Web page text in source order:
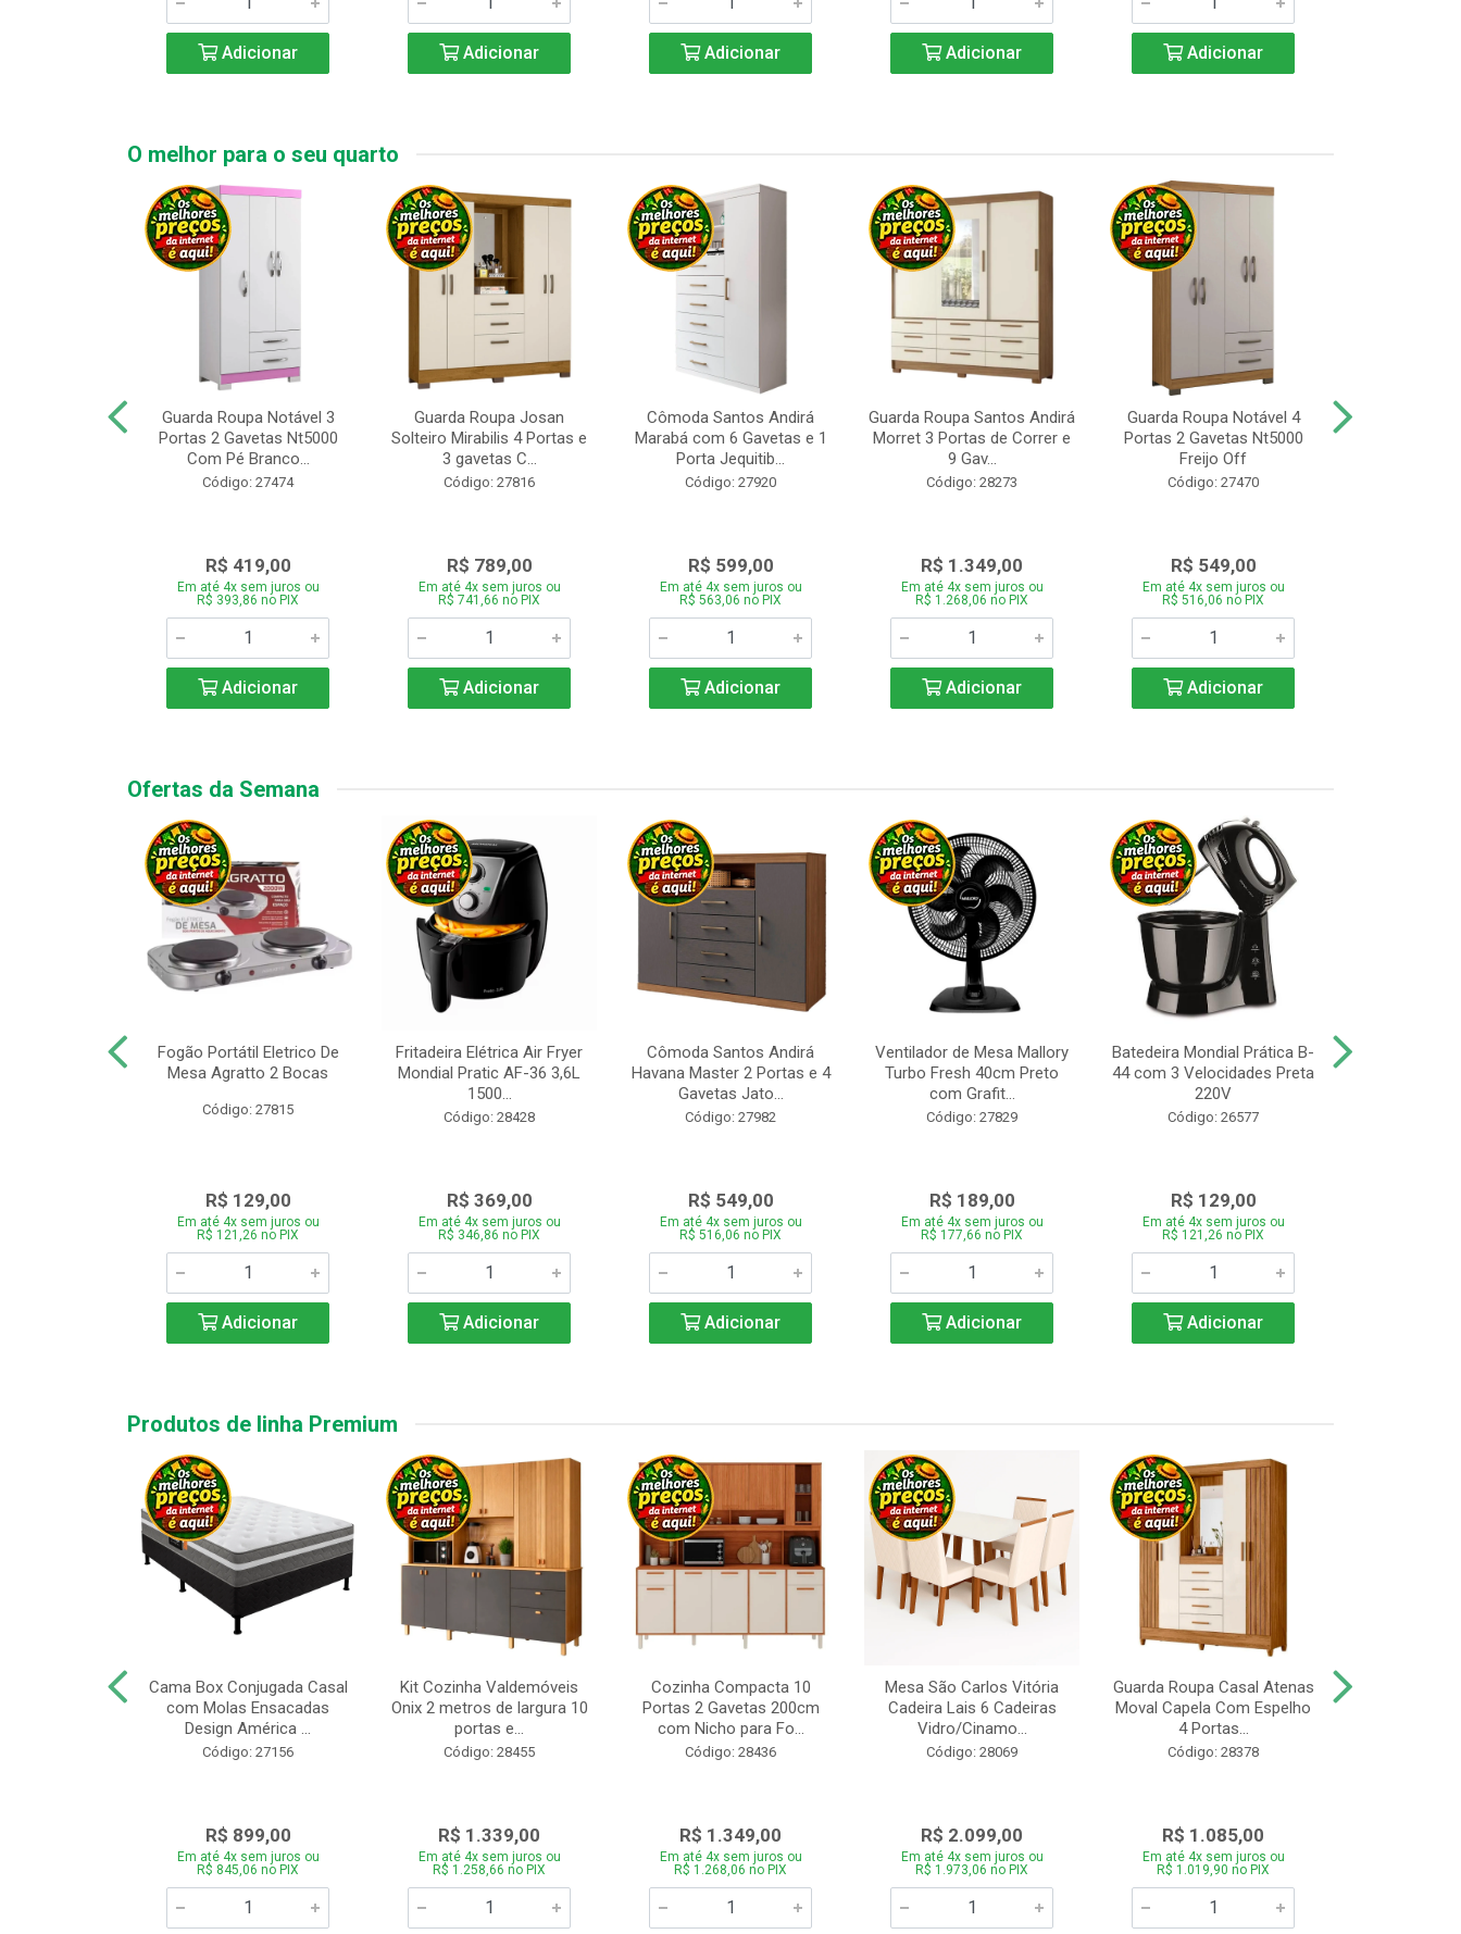
Adicionar Adicionar Adicionar Adicionar Adicionar
O melhor para o seu quarto
Guarda Roupa Notável 3
Portas 2 Gavetas Nt5000
Com Pé Branco...
Código: 27474
R$ 419,00
Em até 4x sem juros ou
R$ 393,86 no PIX
Adicionar
Guarda Roupa Josan
Solteiro Mirabilis 4 Portas e
3 gavetas C...
Código: 27816
R$ 789,00
Em até 4x sem juros ou
R$ 741,66 no PIX
Adicionar
Cômoda Santos Andirá
Marabá com 6 Gavetas e 1
Porta Jequitib...
Código: 27920
R$ 599,00
Em até 4x sem juros ou
R$ 563,06 no PIX
Adicionar
Guarda Roupa Santos Andirá
Morret 3 Portas de Correr e
9 Gav...
Código: 28273
R$ 1.349,00
Em até 4x sem juros ou
R$ 1.268,06 no PIX
Adicionar
Guarda Roupa Notável 4
Portas 2 Gavetas Nt5000
Freijo Off
Código: 27470
R$ 549,00
Em até 4x sem juros ou
R$ 516,06 no PIX
Adicionar
Ofertas da Semana
Fogão Portátil Eletrico De
Mesa Agratto 2 Bocas
Código: 27815
R$ 129,00
Em até 4x sem juros ou
R$ 121,26 no PIX
Adicionar
Fritadeira Elétrica Air Fryer
Mondial Pratic AF-36 3,6L
1500...
Código: 28428
R$ 369,00
Em até 4x sem juros ou
R$ 346,86 no PIX
Adicionar
Cômoda Santos Andirá
Havana Master 2 Portas e 4
Gavetas Jato...
Código: 27982
R$ 549,00
Em até 4x sem juros ou
R$ 516,06 no PIX
Adicionar
Ventilador de Mesa Mallory
Turbo Fresh 40cm Preto
com Grafit...
Código: 27829
R$ 189,00
Em até 4x sem juros ou
R$ 177,66 no PIX
Adicionar
Batedeira Mondial Prática B-
44 com 3 Velocidades Preta
220V
Código: 26577
R$ 129,00
Em até 4x sem juros ou
R$ 121,26 no PIX
Adicionar
Produtos de linha Premium
Cama Box Conjugada Casal
com Molas Ensacadas
Design América ...
Código: 27156
R$ 899,00
Em até 4x sem juros ou
R$ 845,06 no PIX
Kit Cozinha Valdemóveis
Onix 2 metros de largura 10
portas e...
Código: 28455
R$ 1.339,00
Em até 4x sem juros ou
R$ 1.258,66 no PIX
Cozinha Compacta 10
Portas 2 Gavetas 200cm
com Nicho para Fo...
Código: 28436
R$ 1.349,00
Em até 4x sem juros ou
R$ 1.268,06 no PIX
Mesa São Carlos Vitória
Cadeira Lais 6 Cadeiras
Vidro/Cinamo...
Código: 28069
R$ 2.099,00
Em até 4x sem juros ou
R$ 1.973,06 no PIX
Guarda Roupa Casal Atenas
Moval Capela Com Espelho
4 Portas...
Código: 28378
R$ 1.085,00
Em até 4x sem juros ou
R$ 1.019,90 no PIX